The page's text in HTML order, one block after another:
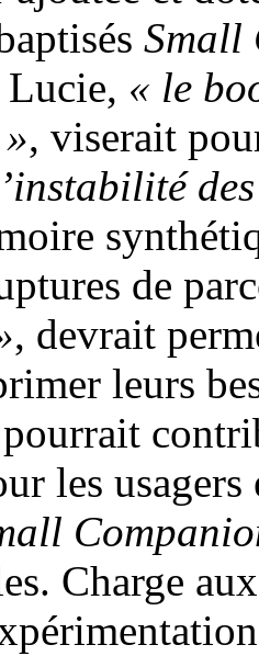
Small
« le
, viserait
de
, devrait
leurs
les
Charge